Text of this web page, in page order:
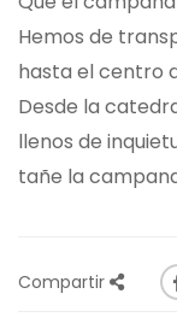
Hemos de
hasta el centro
Desde la
llenos de
tañe la
Compartir